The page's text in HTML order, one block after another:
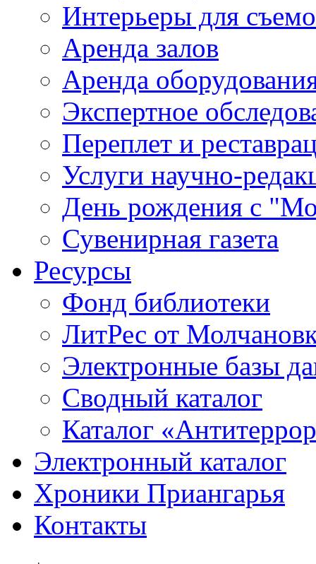
Интерьеры для
Аренда залов
Аренда
Экспертное
Переплет и
Услуги научно-
День рождения с
Сувенирная газета
Ресурсы
Фонд библиотеки
ЛитРес от
Электронные базы
Сводный каталог
Каталог
Электронный каталог
Хроники Приангарья
Контакты